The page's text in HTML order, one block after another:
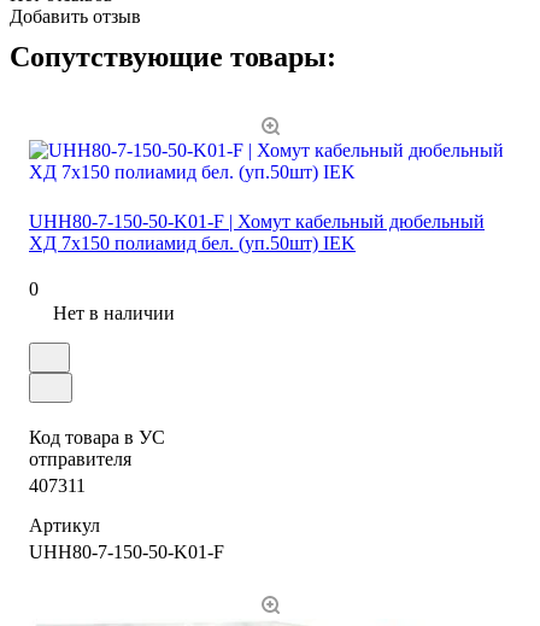
Добавить отзыв
Сопутствующие товары:
UHH80-7-150-50-K01-F | Хомут кабельный дюбельный
ХД 7х150 полиамид бел. (уп.50шт) IEK
0
Нет в наличии
Код товара в УС
отправителя
407311
Артикул
UHH80-7-150-50-K01-F